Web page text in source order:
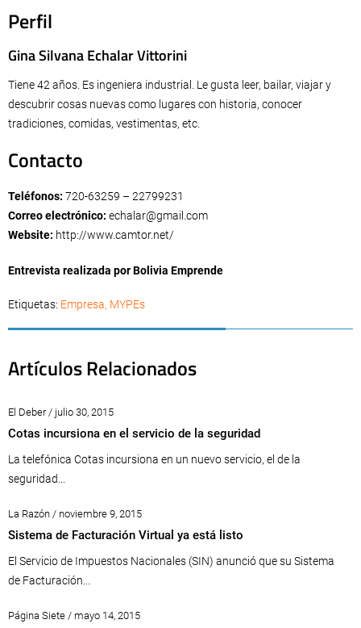
Perfil
Gina Silvana Echalar Vittorini
Tiene 42 años. Es ingeniera industrial. Le gusta leer, bailar, viajar y
descubrir cosas nuevas como lugares con historia, conocer
tradiciones, comidas, vestimentas, etc.
Contacto
Teléfonos: 720-63259 – 22799231
Correo electrónico: echalar@gmail.com
Website: http://www.camtor.net/
Entrevista realizada por Bolivia Emprende
Etiquetas: Empresa, MYPEs
Artículos Relacionados
El Deber / julio 30, 2015
Cotas incursiona en el servicio de la seguridad
La telefónica Cotas incursiona en un nuevo servicio, el de la
seguridad...
La Razón / noviembre 9, 2015
Sistema de Facturación Virtual ya está listo
El Servicio de Impuestos Nacionales (SIN) anunció que su Sistema
de Facturación...
Página Siete / mayo 14, 2015